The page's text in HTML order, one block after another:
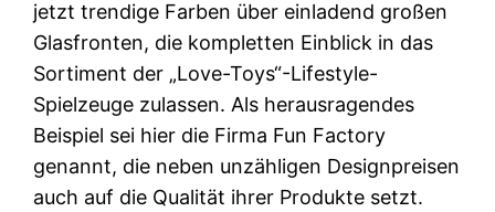
jetzt trendige Farben über einladend großen
Glasfronten, die kompletten Einblick in das
Sortiment der „Love-Toys“-Lifestyle-
Spielzeuge zulassen. Als herausragendes
Beispiel sei hier die Firma Fun Factory
genannt, die neben unzähligen Designpreisen
auch auf die Qualität ihrer Produkte setzt.